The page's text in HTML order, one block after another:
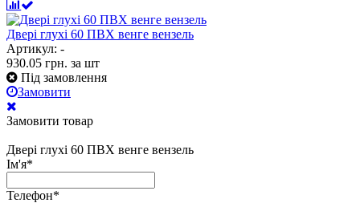
Двері глухі 60 ПВХ венге вензель
Артикул: -
930.05 грн. за шт
Під замовлення
Замовити
Замовити товар
Двері глухі 60 ПВХ венге вензель
Ім'я*
Телефон*